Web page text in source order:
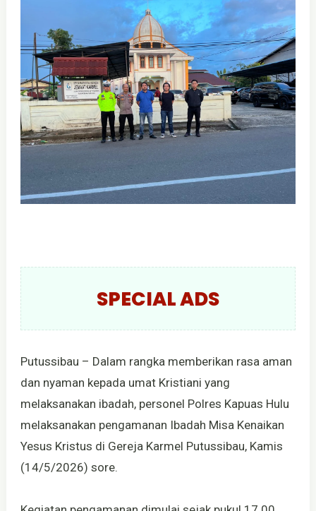
SPECIAL ADS
Putussibau – Dalam rangka memberikan rasa aman
dan nyaman kepada umat Kristiani yang
melaksanakan ibadah, personel Polres Kapuas Hulu
melaksanakan pengamanan Ibadah Misa Kenaikan
Yesus Kristus di Gereja Karmel Putussibau, Kamis
(14/5/2026) sore.